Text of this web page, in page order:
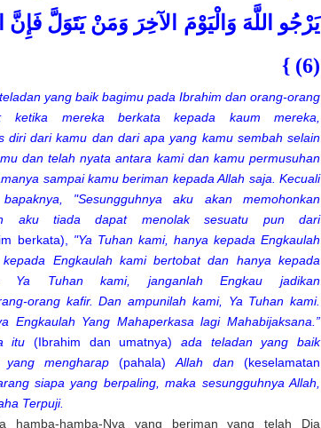
يَرْجُو اللَّهَ وَالْيَوْمَ الآخِرَ وَمَنْ يَتَوَلَّ فَإِنَّ
(6) }
yang baik bagimu pada Ibrahim dan orang-orang
ketika mereka berkata kepada kaum mereka,
diri dari kamu dan dari apa yang kamu sembah selain
dan telah nyata antara kami dan kamu permusuhan
sampai kamu beriman kepada Allah saja. Kecuali
"Sesungguhnya aku akan memohonkan
aku tiada dapat menolak sesuatu pun dari
berkata), "Ya Tuhan kami, hanya kepada Engkaulah
Engkaulah kami bertobat dan hanya kepada
Ya Tuhan kami, janganlah Engkau jadikan
orang kafir. Dan ampunilah kami, Ya Tuhan kami.
Engkaulah Yang Mahaperkasa lagi Mahabijaksana.”
itu (Ibrahim dan umatnya) ada teladan yang baik
yang mengharap(pahala)Allah dan(keselamatan
siapa yang berpaling, maka sesungguhnya Allah,
Terpuji.
hamba-hamba-Nya yang beriman yang telah Dia